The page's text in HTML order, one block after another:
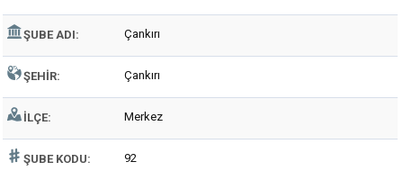
ŞUBE ADI: Çankırı
ŞEHIR: Çankırı
İLÇE: Merkez
ŞUBE KODU: 92